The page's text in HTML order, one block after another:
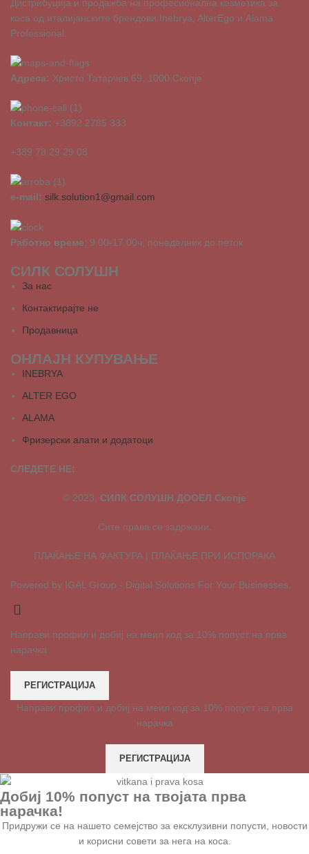
Дистрибуција и продажба на професионална козметика за
коса од италијанските брендови Inebrya, AlterEgo и Alama
Professional.
Адреса: Христо Татарчев 69, 1000 Скопје
Контакт: +3892 2785 333
+389 78 29 29 08
e-mail: silk.solution1@gmail.com
Работно време: 9.00-17.00ч, понеделник до петок
СИЛК СОЛУШН
За нас
Контактирајте не
Продавница
ОНЛАЈН КУПУВАЊЕ
INEBRYA
ALTER EGO
ALAMA
Фризерски алати и додатоци
СЛЕДЕТЕ НЕ:
© 2023, СИЛК СОЛУШН ДООЕЛ Скопје
Сите права се задржани.
ПЛАЌАЊЕ НА ФАКТУРА | ПЛАЌАЊЕ ПРИ ИСПОРАКА
Powered by IGAL Group - Digital Solutions For Your Businesses.
Направи профил и добиј на меил код за 10% попуст на прва
нарачка
РЕГИСТРАЦИЈА
Направи профил и добиј на меил код за 10% попуст на прва
нарачка
РЕГИСТРАЦИЈА
Добиј 10% попуст на твојата прва
нарачка!
Придружи се на нашето семејство за ексклузивни попусти, новости
и корисни совети за нега на коса.